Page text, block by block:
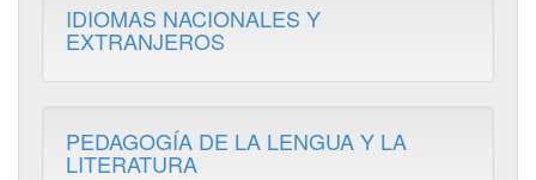
IDIOMAS NACIONALES Y
EXTRANJEROS
PEDAGOGÍA DE LA LENGUA Y LA
LITERATURA